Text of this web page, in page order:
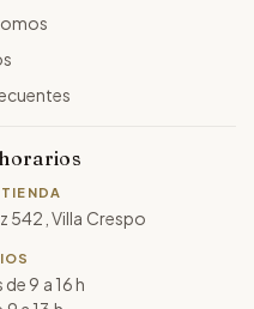
542, Villa Crespo
9 a 16 h